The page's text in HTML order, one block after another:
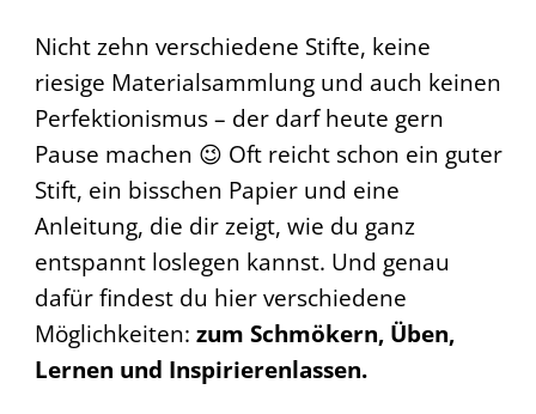
Nicht zehn verschiedene Stifte, keine
riesige Materialsammlung und auch keinen
Perfektionismus – der darf heute gern
Pause machen 😉 Oft reicht schon ein guter
Stift, ein bisschen Papier und eine
Anleitung, die dir zeigt, wie du ganz
entspannt loslegen kannst. Und genau
dafür findest du hier verschiedene
Möglichkeiten: zum Schmökern, Üben,
Lernen und Inspirierenlassen.